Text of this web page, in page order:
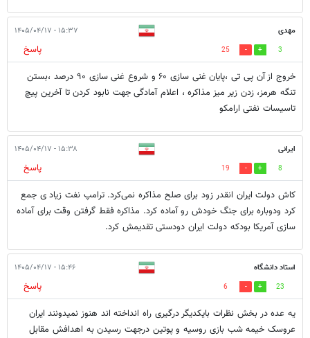
مهدی ۱۵:۳۷ - ۱۴۰۵/۰۴/۱۷
3
25
پاسخ
خروج از آن پی تی ،پایان غنی سازی ۶۰ و شروع غنی سازی ۹۰ درصد ،بستن
تنگه هرمز، زدن زیر میز مذاکره ، اعلام آمادگی جهت نابود کردن تا آخرین پیچ
تاسیسات نفتی ارامکو
ایرانی ۱۵:۳۸ - ۱۴۰۵/۰۴/۱۷
8
19
پاسخ
کاش دولت ایران انقدر زود برای صلح مذاکره نمی‌کرد. ترامپ نفت زیاد ی جمع
کرد ودوباره برای جنگ خودش رو آماده کرد. مذاکره فقط گرفتن وقت برای آماده
سازی آمریکا بودکه دولت ایران دودستی تقدیمش کرد.
استاد دانشگاه ۱۵:۴۶ - ۱۴۰۵/۰۴/۱۷
23
6
پاسخ
یه عده در بخش نظرات بایکدیگر درگیری راه انداخته اند هنوز نمیدونند ایران
عروسک خیمه شب بازی روسیه و پوتین درجهت رسیدن به اهدافش مقابل